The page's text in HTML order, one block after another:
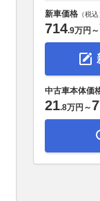
新車価格 （税込
714.9万円 ～
中古車本体価
21.8万円 ～